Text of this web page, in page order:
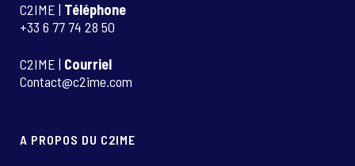
C2IME | Téléphone
+33 6 77 74 28 50
C2IME | Courriel
Contact@c2ime.com
A PROPOS DU C2IME